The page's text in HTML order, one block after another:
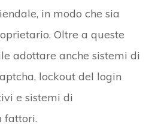
in modo che sia
Oltre a queste
adottare anche sistemi di
lockout del login
e sistemi di
fattori.